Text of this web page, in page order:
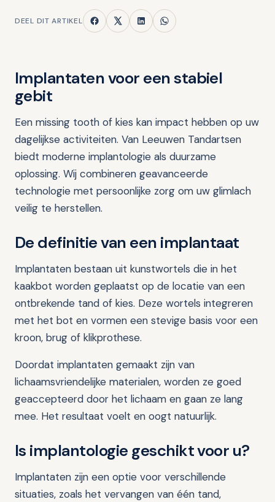
DEEL DIT ARTIKEL
Implantaten voor een stabiel
gebit
Een missing tooth of kies kan impact hebben op uw
dagelijkse activiteiten. Van Leeuwen Tandartsen
biedt moderne implantologie als duurzame
oplossing. Wij combineren geavanceerde
technologie met persoonlijke zorg om uw glimlach
veilig te herstellen.
De definitie van een implantaat
Implantaten bestaan uit kunstwortels die in het
kaakbot worden geplaatst op de locatie van een
ontbrekende tand of kies. Deze wortels integreren
met het bot en vormen een stevige basis voor een
kroon, brug of klikprothese.
Doordat implantaten gemaakt zijn van
lichaamsvriendelijke materialen, worden ze goed
geaccepteerd door het lichaam en gaan ze lang
mee. Het resultaat voelt en oogt natuurlijk.
Is implantologie geschikt voor u?
Implantaten zijn een optie voor verschillende
situaties, zoals het vervangen van één tand,